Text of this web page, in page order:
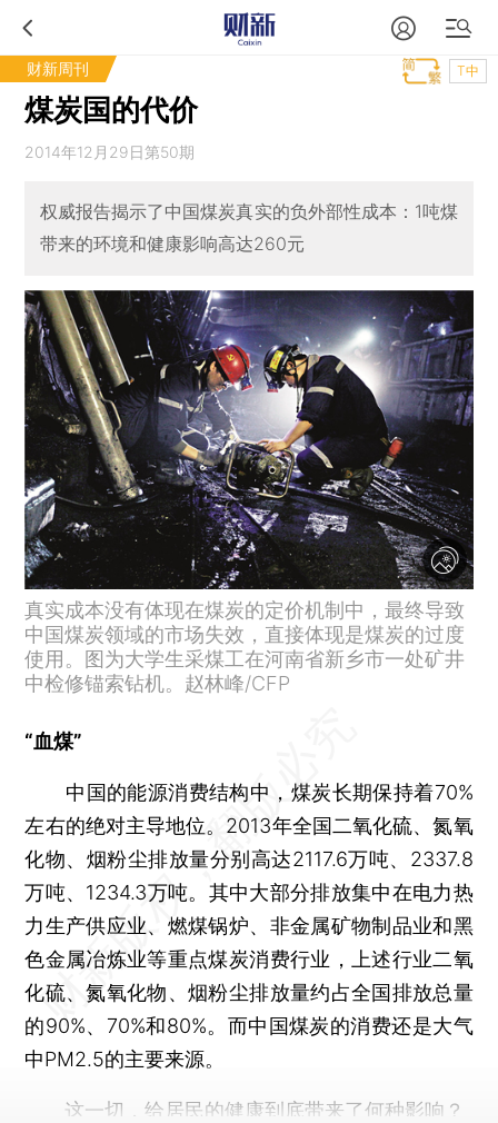
财新周刊 T中
煤炭国的代价
2014年12月29日第50期
权威报告揭示了中国煤炭真实的负外部性成本：1吨煤
带来的环境和健康影响高达260元
真实成本没有体现在煤炭的定价机制中，最终导致
中国煤炭领域的市场失效，直接体现是煤炭的过度
使用。图为大学生采煤工在河南省新乡市一处矿井
中检修锚索钻机。赵林峰/CFP
“血煤”
中国的能源消费结构中，煤炭长期保持着70%
左右的绝对主导地位。2013年全国二氧化硫、氮氧
化物、烟粉尘排放量分别高达2117.6万吨、2337.8
万吨、1234.3万吨。其中大部分排放集中在电力热
力生产供应业、燃煤锅炉、非金属矿物制品业和黑
色金属冶炼业等重点煤炭消费行业，上述行业二氧
化硫、氮氧化物、烟粉尘排放量约占全国排放总量
的90%、70%和80%。而中国煤炭的消费还是大气
中PM2.5的主要来源。
这一切，给居民的健康到底带来了何种影响？